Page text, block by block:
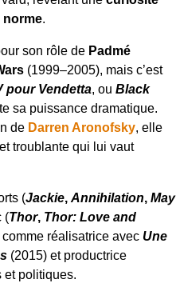
norme.
son rôle de Padmé
(1999–2005), mais c’est
pour Vendetta, ou Black
sa puissance dramatique.
de Darren Aronofsky, elle
troublante qui lui vaut
(Jackie, Annihilation, May
(Thor, Thor: Love and
réalisatrice avec Une
(2015) et productrice
et politiques.